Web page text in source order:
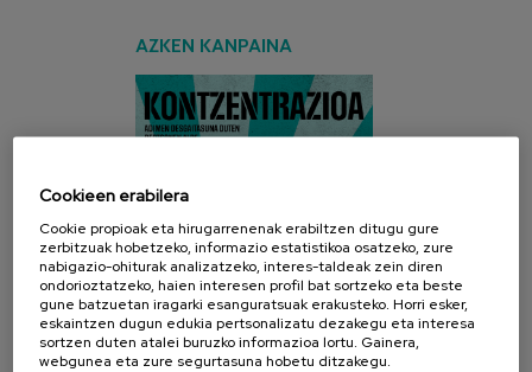
AZKEN KANPAINA
Cookieen erabilera
Cookie propioak eta hirugarrenenak erabiltzen ditugu gure
zerbitzuak hobetzeko, informazio estatistikoa osatzeko, zure
nabigazio-ohiturak analizatzeko, interes-taldeak zein diren
ondorioztatzeko, haien interesen profil bat sortzeko eta beste
gune batzuetan iragarki esanguratsuak erakusteko. Horri esker,
eskaintzen dugun edukia pertsonalizatu dezakegu eta interesa
sortzen duten atalei buruzko informazioa lortu. Gainera,
webgunea eta zure segurtasuna hobetu ditzakegu.